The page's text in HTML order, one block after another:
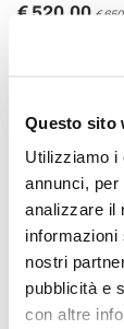
Questo sito
Utilizziamo i
annunci, per
analizzare il
informazioni
nostri
pubblicità e
con altre
€ 520,00 €